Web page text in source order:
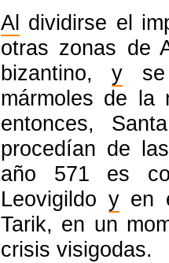
Al dividirse el
otras zonas de
bizantino,y
mármoles de la
entonces,
procedían de
año 571 es
Leovigildo yen
Tarik, en un
crisis visigodas.